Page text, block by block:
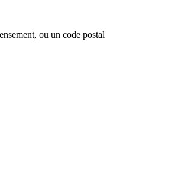
ou un code postal